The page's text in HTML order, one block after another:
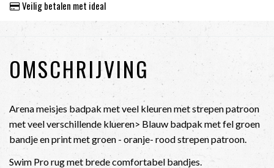
Veilig betalen met ideal
OMSCHRIJVING
Arena meisjes badpak met veel kleuren met strepen patroon
met veel verschillende klueren> Blauw badpak met fel groen
bandje en print met groen - oranje- rood strepen patroon.
Swim Pro rug met brede comfortabel bandjes.